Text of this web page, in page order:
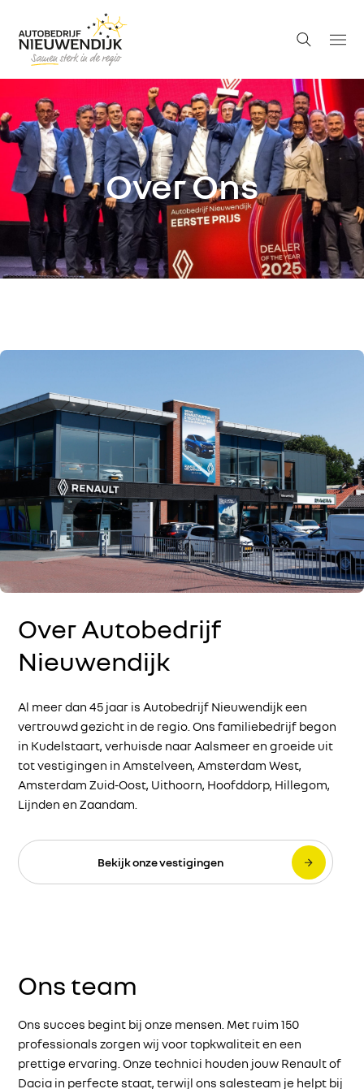
Over Ons
Over Autobedrijf
Nieuwendijk
Al meer dan 45 jaar is Autobedrijf Nieuwendijk een
vertrouwd gezicht in de regio. Ons familiebedrijf begon
in Kudelstaart, verhuisde naar Aalsmeer en groeide uit
tot vestigingen in Amstelveen, Amsterdam West,
Amsterdam Zuid-Oost, Uithoorn, Hoofddorp, Hillegom,
Lijnden en Zaandam.
Bekijk onze vestigingen
Ons team
Ons succes begint bij onze mensen. Met ruim 150
professionals zorgen wij voor topkwaliteit en een
prettige ervaring. Onze technici houden jouw Renault of
Dacia in perfecte staat, terwijl ons salesteam je helpt bij